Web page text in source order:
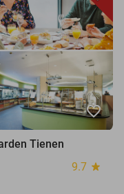
favorite_border
Tienen
9.7 star